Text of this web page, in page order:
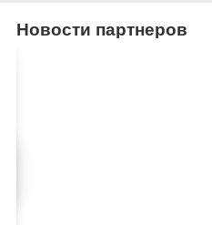
Новости партнеров